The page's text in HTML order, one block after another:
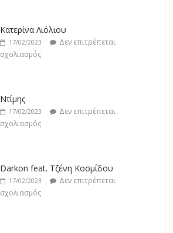
Ντίμης
17/02/2023
Δεν επιτρέπεται
σχολιασμός
Darkon feat. Τζένη Κοσμίδου
17/02/2023
Δεν επιτρέπεται
σχολιασμός
Νεκτάριος Μαλλάς
17/02/2023
Δεν επιτρέπεται
σχολιασμός